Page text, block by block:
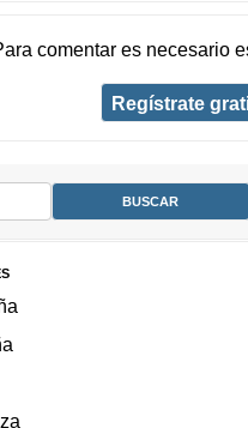
comentar es necesario
Regístrate